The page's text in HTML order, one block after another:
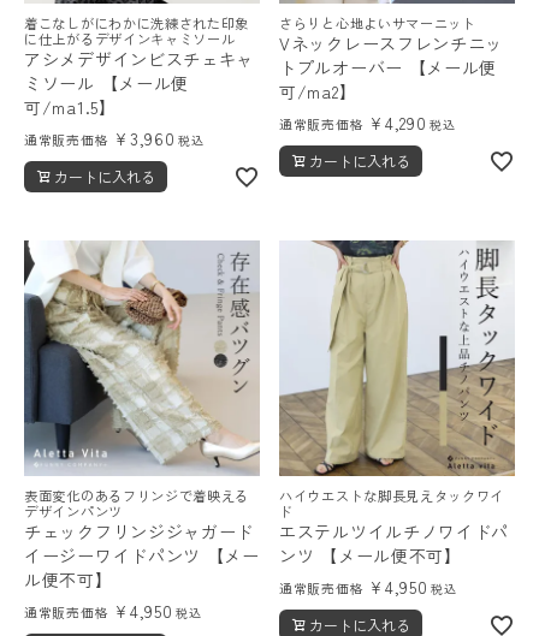
着こなしがにわかに洗練された印象
に仕上がるデザインキャミソール
アシメデザインビスチェキャ
ミソール 【メール便
可/ma1.5】
通常販売価格 ¥ 3,960 税込
カートに入れる
さらりと心地よいサマーニット
Vネックレースフレンチニッ
トプルオーバー 【メール便
可/ma2】
通常販売価格 ¥ 4,290 税込
カートに入れる
表面変化のあるフリンジで着映える
デザインパンツ
チェックフリンジジャガード
イージーワイドパンツ 【メー
ル便不可】
通常販売価格 ¥ 4,950 税込
ハイウエストな脚長見えタックワイ
ド
エステルツイルチノワイドパ
ンツ 【メール便不可】
通常販売価格 ¥ 4,950 税込
カートに入れる